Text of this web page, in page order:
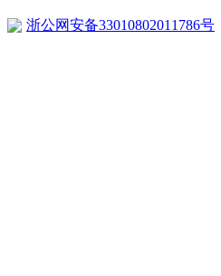
浙公网安备33010802011786号